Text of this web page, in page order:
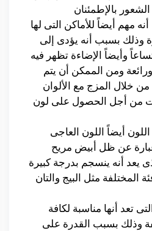
بالإطمئنان
مهم أيضاً للأماكن التى لها
بسبب أنه يؤدى إلى
وأيضاً الإضاءة تظهر فيه
ومن الممكن أن يتم
خلال المزج مع الألوان
من أجل الحصول على لون
أيضاً اللون العاجى
عن ظل أبيض مريح
يعد أنه ينسجم بدرجة كبيرة
المختلفة مثل البيج والتان
تعد أنها مناسبة لكافة
وذلك بسبب القدرة على